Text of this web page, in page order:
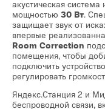
акустическая система
мощностью 30 Вт.
защищает звук от
впервые
Room Correction
помещения, чтобы
подключить
регулировать
Яндекс.Станция 2 и
беспроводной связи,